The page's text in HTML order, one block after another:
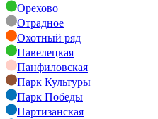
Орехово
Отрадное
Охотный ряд
Павелецкая
Панфиловская
Парк Культуры
Парк Победы
Партизанская